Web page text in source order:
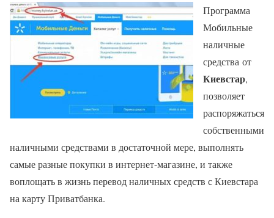
Программа
Мобильные
наличные
средства от
Киевстар,
позволяет
распоряжаться
собственными
наличными средствами в достаточной мере, выполнять
самые разные покупки в интернет-магазине, и также
воплощать в жизнь перевод наличных средств с Киевстара
на карту Приватбанка.